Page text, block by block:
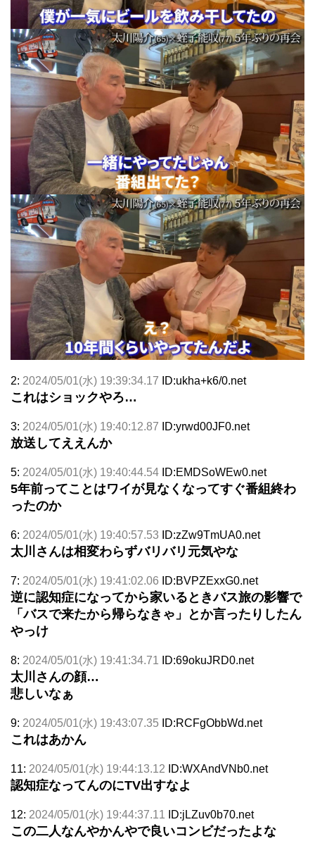
2: 2024/05/01(水) 19:39:34.17 ID:ukha+k6/0.net
これはショックやろ…
3: 2024/05/01(水) 19:40:12.87 ID:yrwd00JF0.net
放送してええんか
5: 2024/05/01(水) 19:40:44.54 ID:EMDSoWEw0.net
5年前ってことはワイが見なくなってすぐ番組終わ
ったのか
6: 2024/05/01(水) 19:40:57.53 ID:zZw9TmUA0.net
太川さんは相変わらずバリバリ元気やな
7: 2024/05/01(水) 19:41:02.06 ID:BVPZExxG0.net
逆に認知症になってから家いるときバス旅の影響で
「バスで来たから帰らなきゃ」とか言ったりしたん
やっけ
8: 2024/05/01(水) 19:41:34.71 ID:69okuJRD0.net
太川さんの顔…
悲しいなぁ
9: 2024/05/01(水) 19:43:07.35 ID:RCFgObbWd.net
これはあかん
11: 2024/05/01(水) 19:44:13.12 ID:WXAndVNb0.net
認知症なってんのにTV出すなよ
12: 2024/05/01(水) 19:44:37.11 ID:jLZuv0b70.net
この二人なんやかんやで良いコンビだったよな